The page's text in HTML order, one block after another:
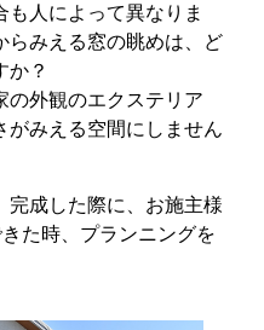
人によって異なりま
らみえる窓の眺めは、ど
か？
外観のエクステリア
がみえる空間にしません
完成した際に、お施主様
た時、プランニングを